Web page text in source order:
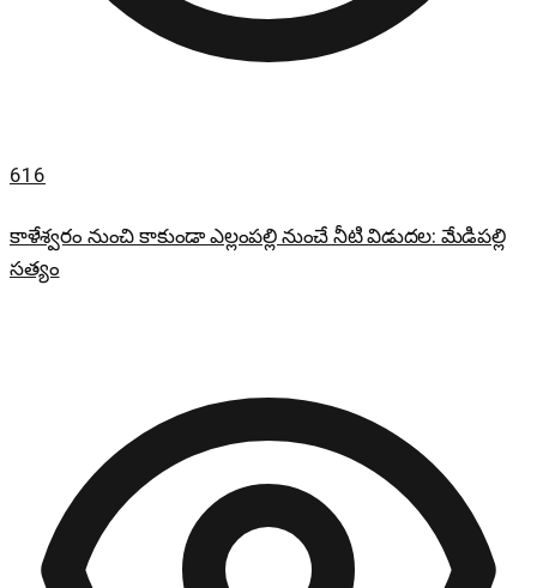
616
కాళేశ్వరం నుంచి కాకుండా ఎల్లంపల్లి నుంచే నీటి విడుదల: మేడిపల్లి
సత్యం